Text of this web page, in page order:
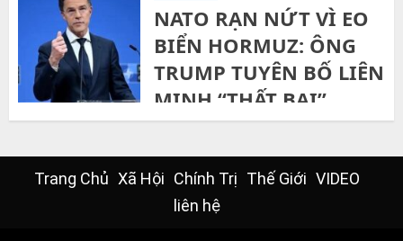
MONDAY, 25TH MAY, 2026
NATO RẠN NỨT VÌ EO
BIỂN HORMUZ: ÔNG
TRUMP TUYÊN BỐ LIÊN
MINH “THẤT BẠI”,
CHÂU ÂU BUỘC PHẢI
TỰ LỰC CÁNH SINH
FRIDAY, 10TH APRIL, 2026
Trang Chủ Xã Hội Chính Trị Thế Giới VIDEO
liên hệ